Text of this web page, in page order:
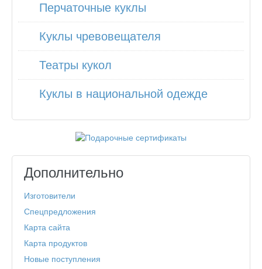
Перчаточные куклы
Куклы чревовещателя
Театры кукол
Куклы в национальной одежде
Дополнительно
Изготовители
Спецпредложения
Карта сайта
Карта продуктов
Новые поступления